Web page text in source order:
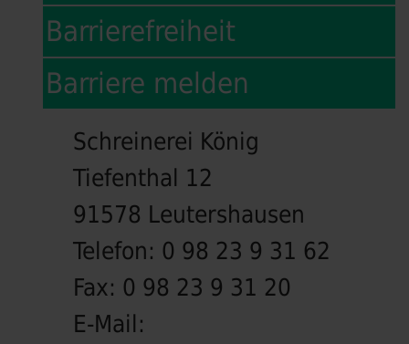
Barrierefreiheit
Barriere melden
Schreinerei König
Tiefenthal 12
91578 Leutershausen
Telefon: 0 98 23 9 31 62
Fax: 0 98 23 9 31 20
E-Mail: